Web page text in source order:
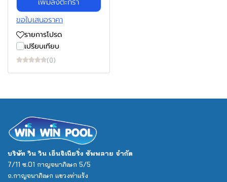
ขอใบเสนอราคา
รายการโปรด
เปรียบเทียบ
(0)
บริษัท วิน วิน เอ็นจิเนียริ่ง ซัพพลาย จำกัด
7/11 ซ.01 กาญจนาภิเษก 5/5
ถ.กาญจนาภิเษก แขวงท่าแร้ง